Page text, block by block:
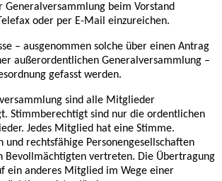
Generalversammlung beim Vorstand
oder per E-Mail einzureichen.
– ausgenommen solche über einen Antrag
außerordentlichen Generalversammlung –
gefasst werden.
sind alle Mitglieder
Stimmberechtigt sind nur die ordentlichen
Jedes Mitglied hat eine Stimme.
und rechtsfähige Personengesellschaften
Bevollmächtigten vertreten. Die Übertragung
ein anderes Mitglied im Wege einer